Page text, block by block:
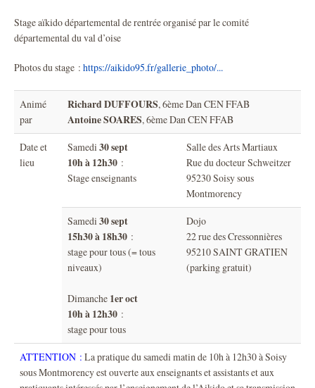
Stage aïkido départemental de rentrée organisé par le comité
départemental du val d’oise
Photos du stage : https://aikido95.fr/gallerie_photo/...
Animé
par
Richard DUFFOURS, 6ème Dan CEN FFAB
Antoine SOARES, 6ème Dan CEN FFAB
Date et
lieu
Samedi 30 sept
10h à 12h30 :
Stage enseignants
Salle des Arts Martiaux
Rue du docteur Schweitzer
95230 Soisy sous
Montmorency
Samedi 30 sept
15h30 à 18h30 :
stage pour tous (= tous
niveaux)
Dimanche 1er oct
10h à 12h30 :
stage pour tous
Dojo
22 rue des Cressonnières
95210 SAINT GRATIEN
(parking gratuit)
ATTENTION : La pratique du samedi matin de 10h à 12h30 à Soisy
sous Montmorency est ouverte aux enseignants et assistants et aux